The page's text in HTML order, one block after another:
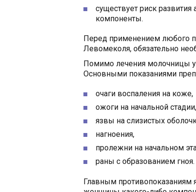
существует риск
компоненты.
Перед применением любого
Левомеколя, обязательно
Помимо лечения молочницы
Основными показаниями
очаги воспаления на коже,
ожоги на начальной стадии,
язвы на слизистых
нагноения,
пролежни на начальном
раны с образованием гноя.
Главным противопоказаниям